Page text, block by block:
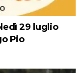
29 luglio
Pio